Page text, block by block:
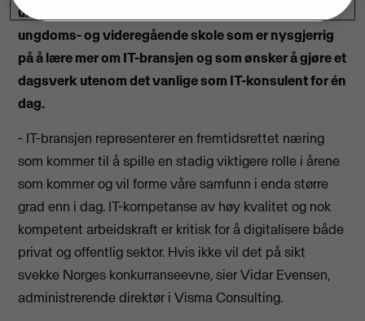
ungdom. Visma Consulting søker nå elever fra
ungdoms- og videregående skole som er nysgjerrig
på å lære mer om IT-bransjen og som ønsker å gjøre et
dagsverk utenom det vanlige som IT-konsulent for én
dag.
- IT-bransjen representerer en fremtidsrettet næring
som kommer til å spille en stadig viktigere rolle i årene
som kommer og vil forme våre samfunn i enda større
grad enn i dag. IT-kompetanse av høy kvalitet og nok
kompetent arbeidskraft er kritisk for å digitalisere både
privat og offentlig sektor. Hvis ikke vil det på sikt
svekke Norges konkurranseevne, sier Vidar Evensen,
administrerende direktør i Visma Consulting.